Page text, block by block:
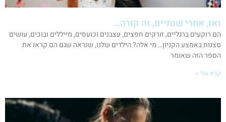
ואז, אחרי שנתיים, זה קורה…
הם רוקעים ברגליים, זורקים חפצים, עצבנים וכועסים, מייללים ובוכים, עושים
סצנות באמצע הקניון… מי אלה? הילדים שלנו, שנראה שגם הם קראו את
הספר הזה שאומר
קרא עוד »